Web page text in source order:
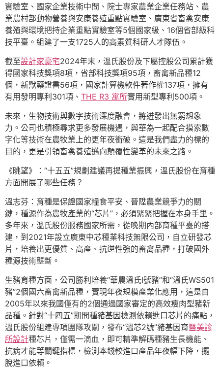
實驗室、國家企業技術中間、院士專家農業企業任務站、農
業農村部動物營養與安康養殖重點實驗室、廣東省畜禽安康
養殖與環境把持企業重點實驗室等5個國家級、16個省部級科
技平臺。組建了一支1725人的高素質科研人才隊伍。
截至設計家豪宅2024年末，溫氏股份及下屬控股公司累計獲
得國家科技獎項8項，省部科技獎項95項，畜禽新品種12
個，新獸藥證書56項，國家計算機軟件著作權137項，擁有
有用發明專利301項、 THE R3 寓所實用新型專利500項。
未來，生物技術與數字技術深度融會，將迸發出無窮想象
力。公司也積極尋求更多發展機遇，與華為一起配合摸索數
字化等技術在農牧業上的更年夜衝破。這是我們盡力的標的
目的，更是引領畜禽養殖邁向顛覆性變革的未來之路。
《眺望》：“十五五”規劃建議再提種業振興，溫氏股份在育種
方面開展了哪些任務？
溫志芬：育種是保證國家糧食平安、晉陞農業競爭力的關
鍵，種源作為農牧產業的“芯片”，必須緊緊把握在本身手里。
多年來，溫氏股份服務國家所需，從晚期內部育種平臺的搭
建，到2021年設立廣東中芯種業科技無限公司，自立研發芯
片，培養出更優質、高產、抗逆性強的畜禽品種，打破國外
種源技術壟斷。
生豬育種方面，公司勝利培養“華農溫氏Ⅰ號豬”和“溫氏WS501
豬”2個國六畜禽新品種，實現年夜規模產業化應用，這是自
2005年以來我國僅有的2個通過國家審定的高效瘦肉型豬新
品種。針對“十四五”期間種豬基因檢測依賴進口芯片的痛點，
溫氏股份組建專項團隊攻關，發布“溫芯2號”豬基因育醫美診
所設計種芯片，僅需一滴血，即可精準解碼種豬生長機能、
抗病才能等關鍵指標，檢測本錢較進口產品年夜幅下降，擺
脫進口依賴。